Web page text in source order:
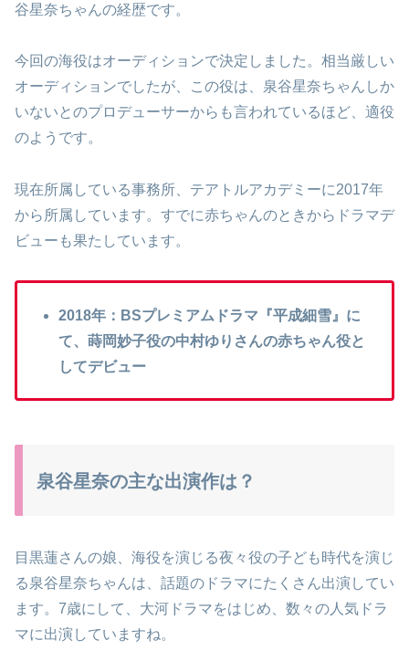
谷星奈ちゃんの経歴です。
今回の海役はオーディションで決定しました。相当厳しい
オーディションでしたが、この役は、泉谷星奈ちゃんしか
いないとのプロデューサーからも言われているほど、適役
のようです。
現在所属している事務所、テアトルアカデミーに2017年
から所属しています。すでに赤ちゃんのときからドラマデ
ビューも果たしています。
2018年：BSプレミアムドラマ『平成細雪』に
て、蒔岡妙子役の中村ゆりさんの赤ちゃん役と
してデビュー
泉谷星奈の主な出演作は？
目黒蓮さんの娘、海役を演じる夜々役の子ども時代を演じ
る泉谷星奈ちゃんは、話題のドラマにたくさん出演してい
ます。7歳にして、大河ドラマをはじめ、数々の人気ドラ
マに出演していますね。